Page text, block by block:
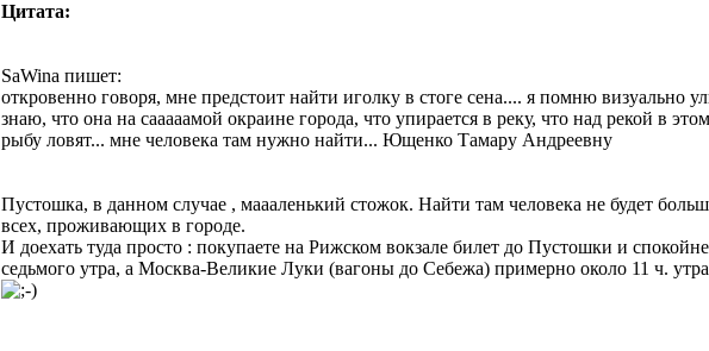
Цитата:
SaWina пишет:
откровенно говоря, мне предстоит найти иголку в стоге сена.... я помню визуально
знаю, что она на сааааамой окраине города, что упирается в реку, что над рекой в
рыбу ловят... мне человека там нужно найти... Ющенко Тамару Андреевну
Пустошка, в данном случае , маааленький стожок. Найти там человека не будет
всех, проживающих в городе.
И доехать туда просто : покупаете на Рижском вокзале билет до Пустошки и
седьмого утра, а Москва-Великие Луки (вагоны до Себежа) примерно около 11 ч.